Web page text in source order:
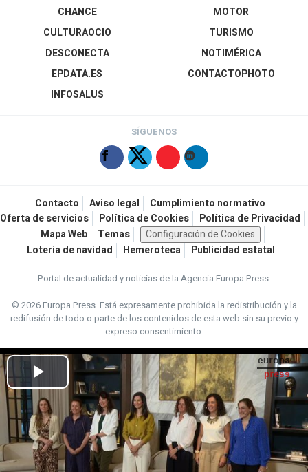
CHANCE
CULTURAOCIO
DESCONECTA
EPDATA.ES
INFOSALUS
MOTOR
TURISMO
NOTIMÉRICA
CONTACTOPHOTO
SÍGUENOS
Contacto Aviso legal
Cumplimiento normativo
Oferta de servicios
Política de Cookies
Política de Privacidad
Mapa Web
Temas
Configuración de Cookies
Loteria de navidad
Hemeroteca Publicidad estatal
Portal de actualidad y noticias de la Agencia Europa Press.
© 2026 Europa Press.Está expresamente prohibida la redistribución y la
redifusión de todo o parte de los contenidos de esta web sin su previo y
expreso consentimiento.